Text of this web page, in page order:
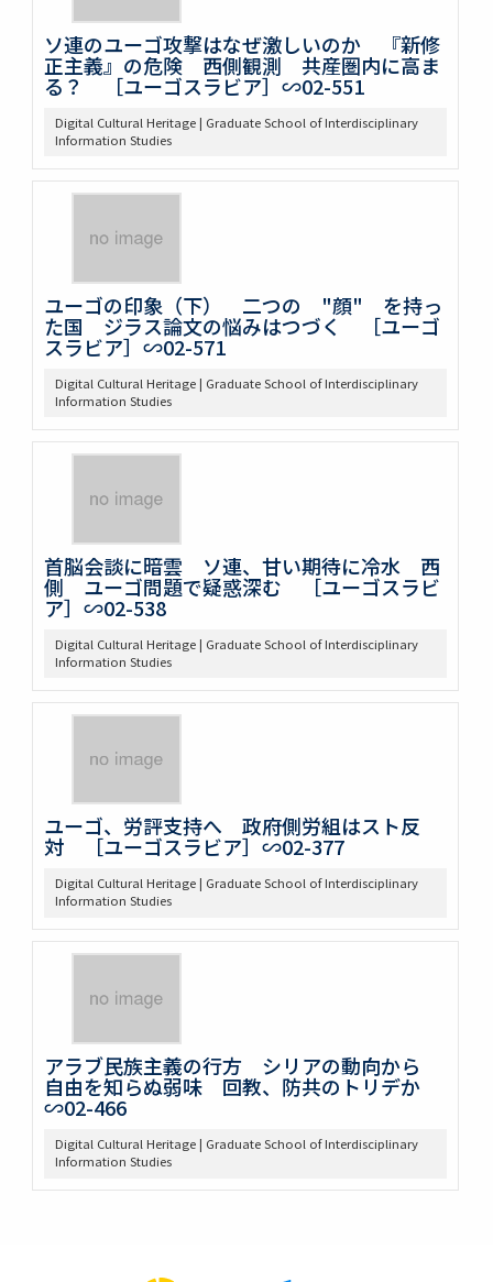
ソ連のユーゴ攻撃はなぜ激しいのか 『新修
正主義』の危険 西側観測 共産圏内に高ま
る？ ［ユーゴスラビア］∽02-551
Digital Cultural Heritage | Graduate School of Interdisciplinary
Information Studies
ユーゴの印象（下） 二つの "顔" を持っ
た国 ジラス論文の悩みはつづく ［ユーゴ
スラビア］∽02-571
Digital Cultural Heritage | Graduate School of Interdisciplinary
Information Studies
首脳会談に暗雲 ソ連、甘い期待に冷水 西
側 ユーゴ問題で疑惑深む ［ユーゴスラビ
ア］∽02-538
Digital Cultural Heritage | Graduate School of Interdisciplinary
Information Studies
ユーゴ、労評支持へ 政府側労組はスト反
対 ［ユーゴスラビア］∽02-377
Digital Cultural Heritage | Graduate School of Interdisciplinary
Information Studies
アラブ民族主義の行方 シリアの動向から
自由を知らぬ弱味 回教、防共のトリデか
∽02-466
Digital Cultural Heritage | Graduate School of Interdisciplinary
Information Studies